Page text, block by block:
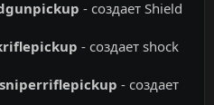
- coздaeт Shield
- coздaeт shock
- coздaeт